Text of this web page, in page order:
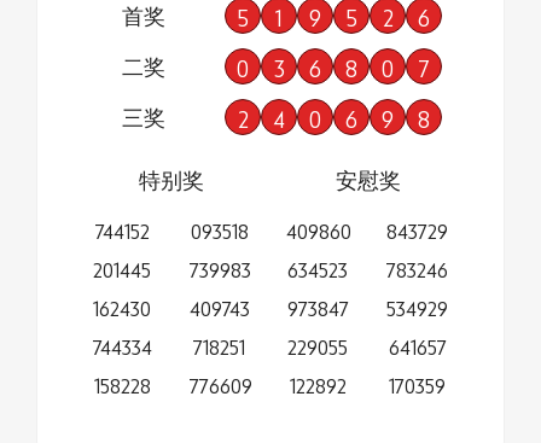
首奖 5 1 9 5 2 6
二奖 0 3 6 8 0 7
三奖 2 4 0 6 9 8
特别奖
744152
201445
162430
744334
158228
093518
739983
409743
718251
776609
安慰奖
409860
634523
973847
229055
122892
843729
783246
534929
641657
170359